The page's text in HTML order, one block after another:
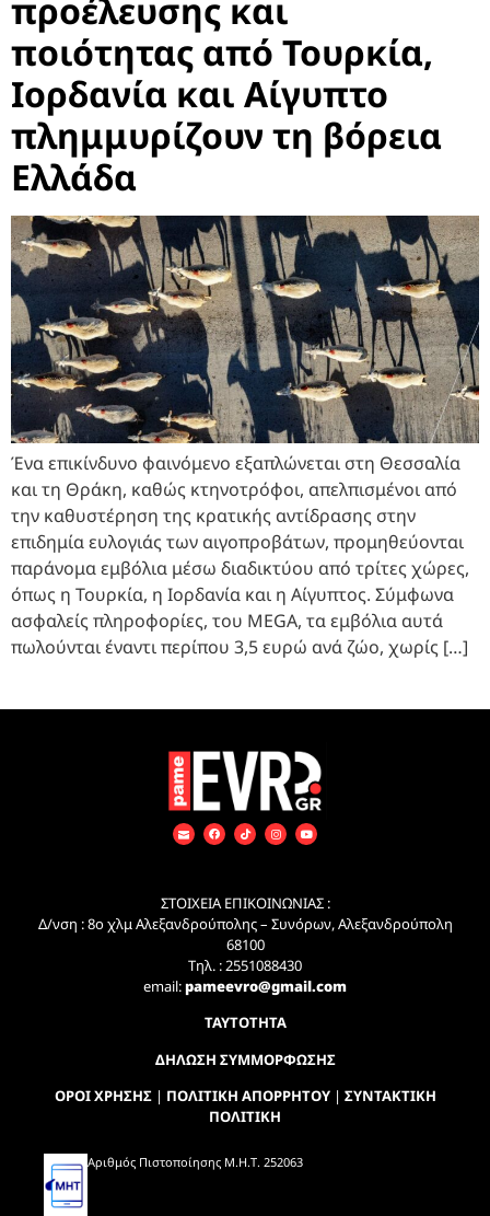
προέλευσης και
ποιότητας από Τουρκία,
Ιορδανία και Αίγυπτο
πλημμυρίζουν τη βόρεια
Ελλάδα
Ένα επικίνδυνο φαινόμενο εξαπλώνεται στη Θεσσαλία
και τη Θράκη, καθώς κτηνοτρόφοι, απελπισμένοι από
την καθυστέρηση της κρατικής αντίδρασης στην
επιδημία ευλογιάς των αιγοπροβάτων, προμηθεύονται
παράνομα εμβόλια μέσω διαδικτύου από τρίτες χώρες,
όπως η Τουρκία, η Ιορδανία και η Αίγυπτος. Σύμφωνα
ασφαλείς πληροφορίες, του MEGA, τα εμβόλια αυτά
πωλούνται έναντι περίπου 3,5 ευρώ ανά ζώο, χωρίς […]
ΣΤΟΙΧΕΙΑ ΕΠΙΚΟΙΝΩΝΙΑΣ :
Δ/νση : 8ο χλμ Αλεξανδρούπολης – Συνόρων, Αλεξανδρούπολη
68100
Τηλ. : 2551088430
email:pameevro@gmail.com
ΤΑΥΤΟΤΗΤΑ
ΔΗΛΩΣΗ ΣΥΜΜΟΡΦΩΣΗΣ
ΟΡΟΙ ΧΡΗΣΗΣ| ΠΟΛΙΤΙΚΗ ΑΠΟΡΡΗΤΟΥ| ΣΥΝΤΑΚΤΙΚΗ
ΠΟΛΙΤΙΚΗ
Αριθμός Πιστοποίησης Μ.Η.Τ. 252063